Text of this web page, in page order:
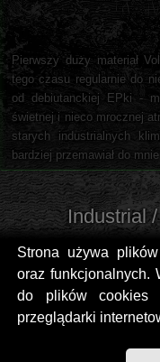
Strona używa
oraz funkcjonalnych.
do plików cookies
przeglądarki
Pierwszy duży materiał
tego czasu regularnie do
od debiutanckiej EPki -
świetnej i nieco mrocznej
starych industrialnych
bardziej przemawiał do
Industrial